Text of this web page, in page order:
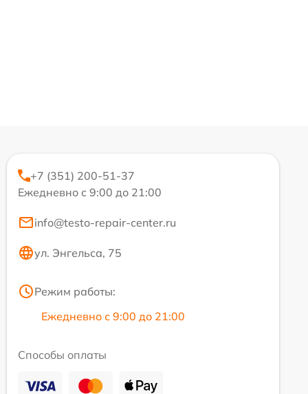
+7 (351) 200-51-37
Ежедневно с 9:00 до 21:00
info@testo-repair-center.ru
ул. Энгельса, 75
Режим работы:
Ежедневно с 9:00 до 21:00
Способы оплаты